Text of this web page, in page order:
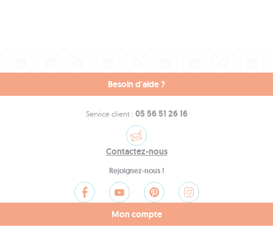
Besoin d'aide ?
Service client : 05 56 51 26 16
Contactez-nous
Rejoignez-nous !
Mon compte